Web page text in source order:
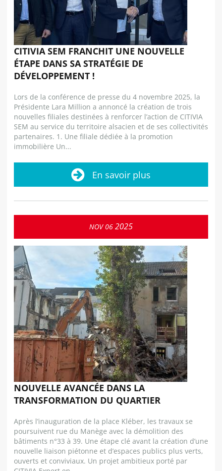
CITIVIA SEM FRANCHIT UNE NOUVELLE
ÉTAPE DANS SA STRATÉGIE DE
DÉVELOPPEMENT !
Lors de la conférence de presse du 4 novembre 2025, la
Présidente Lara Million a annoncé la création de trois
nouvelles filiales destinées à renforcer l’action de CITIVIA
SEM au service du territoire alsacien et de ses collectivités
partenaires. 1. Une filiale dédiée à la promotion
immobilière Un...
En savoir plus
NOV 06 2025
NOUVELLE AVANCÉE DANS LA
TRANSFORMATION DU QUARTIER
Après l’inauguration de la place Kléber, les travaux se
poursuivent rue du Manège avec la démolition des
bâtiments n°33 à 39. Une étape clé avant la création d’une
nouvelle liaison piétonne et d’espaces publics plus verts,
ouverts et conviviaux. Un projet ambitieux porté par